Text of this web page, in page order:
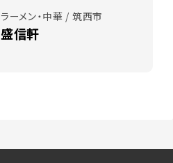
ラーメン・中華 / 筑西市
盛信軒